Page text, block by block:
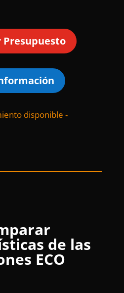
Presupuesto
disponible -
de las
ECO